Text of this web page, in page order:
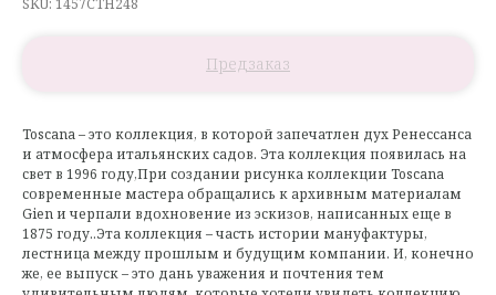
SKU: 1457CTH248
Toscana – это коллекция, в которой запечатлен дух Ренессанса
и атмосфера итальянских садов. Эта коллекция появилась на
свет в 1996 году,При создании рисунка коллекции Toscana
современные мастера обращались к архивным материалам
Gien и черпали вдохновение из эскизов, написанных еще в
1875 году..Эта коллекция – часть истории мануфактуры,
лестница между прошлым и будущим компании. И, конечно
же, ее выпуск – это дань уважения и почтения тем